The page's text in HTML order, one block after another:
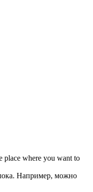
place where you want to
Например, можно